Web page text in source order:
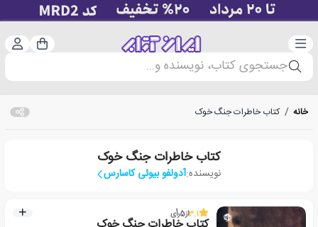
دسته‌بندی سبد
جستجوی کتاب، نویسنده و...
خانه / کتاب خاطرات جنگ خوک
کتاب خاطرات جنگ خوک
نویسنده:آدولفو بیوئی کاسارس
3.1از5رأی